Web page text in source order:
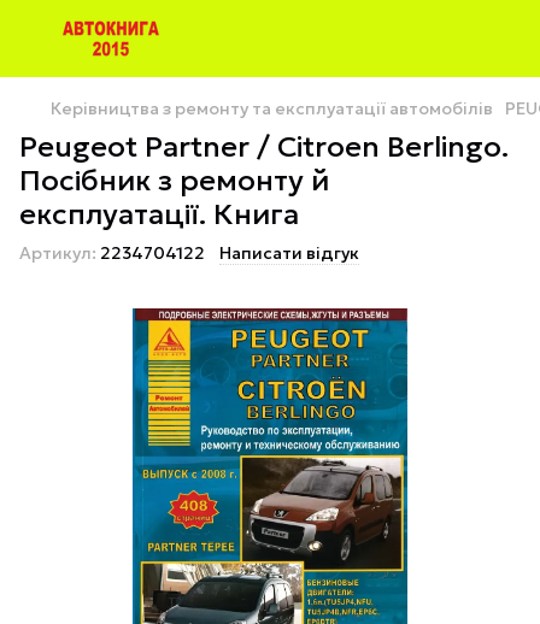
Керівництва з ремонту та експлуатації автомобілів
Peugeot Partner / Citroen Berlingo.
Посібник з ремонту й
експлуатації. Книга
Артикул: 2234704122 Написати відгук